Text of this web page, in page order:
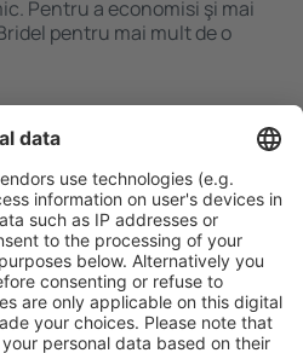
Pentru a economisi şi mai
pentru mai mult de o
tale.
opțiune gratuită de anulare.